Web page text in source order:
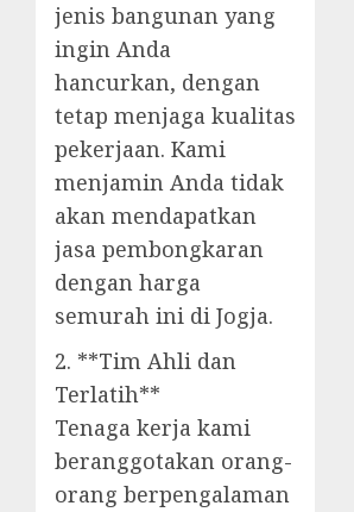
jenis bangunan yang
ingin Anda
hancurkan, dengan
tetap menjaga kualitas
pekerjaan. Kami
menjamin Anda tidak
akan mendapatkan
jasa pembongkaran
dengan harga
semurah ini di Jogja.
2. **Tim Ahli dan
Terlatih**
Tenaga kerja kami
beranggotakan orang-
orang berpengalaman